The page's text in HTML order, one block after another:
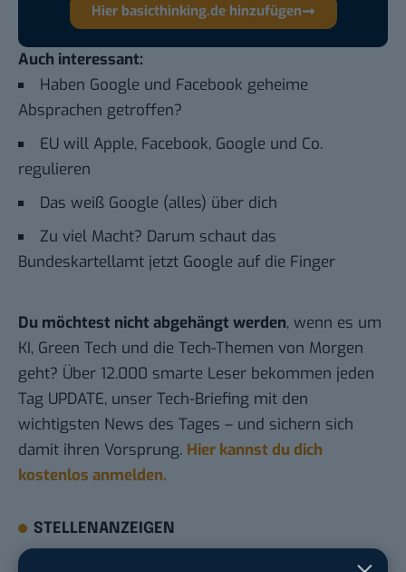
Hier basicthinking.de hinzufügen
Auch interessant:
Haben Google und Facebook geheime
Absprachen getroffen?
EU will Apple, Facebook, Google und Co.
regulieren
Das weiß Google (alles) über dich
Zu viel Macht? Darum schaut das
Bundeskartellamt jetzt Google auf die Finger
Du möchtest nicht abgehängt werden, wenn es um
KI, Green Tech und die Tech-Themen von Morgen
geht? Über 12.000 smarte Leser bekommen jeden
Tag UPDATE, unser Tech-Briefing mit den
wichtigsten News des Tages – und sichern sich
damit ihren Vorsprung. Hier kannst du dich
kostenlos anmelden.
STELLENANZEIGEN